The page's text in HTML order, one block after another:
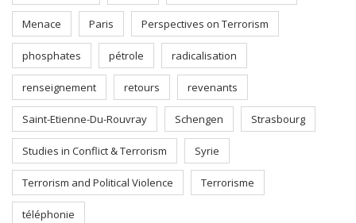
Menace Paris Perspectives on Terrorism
phosphates pétrole radicalisation
renseignement retours revenants
Saint-Etienne-Du-Rouvray Schengen Strasbourg
Studies in Conflict & Terrorism Syrie
Terrorism and Political Violence Terrorisme
téléphonie